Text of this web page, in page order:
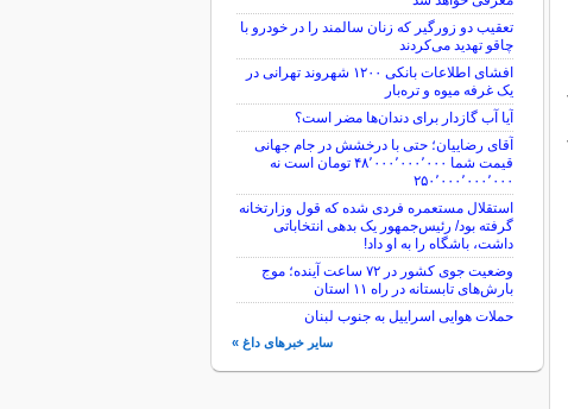
تعقیب دو زورگیر که زنان سالمند را در خودرو با
چاقو تهدید می‌کردند
افشای اطلاعات بانکی ۱۲۰۰ شهروند تهرانی در
یک غرفه میوه و تره‌بار
آیا آب گازدار برای دندان‌ها مضر است؟
آقای رضاییان؛ حتی با درخشش در جام جهانی
قیمت شما ۴۸٬۰۰۰٬۰۰۰٬۰۰۰ تومان است نه
۲۵۰٬۰۰۰٬۰۰۰٬۰۰۰
استقلال مستعمره فردی شده که قول وزارتخانه
گرفته بود/ رئیس‌جمهور یک بدهی انتخاباتی
داشت، باشگاه را به او داد!
وضعیت جوی کشور در ۷۲ ساعت آینده؛ موج
بارش‌های تابستانه در راه ۱۱ استان
حملات هوایی اسراییل به جنوب لبنان
سایر خبرهای داغ »